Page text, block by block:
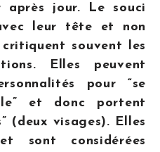
après jour. Le souci
leur tête et non
souvent les
Elles peuvent
pour “se
et donc portent
(deux visages). Elles
sont considérées